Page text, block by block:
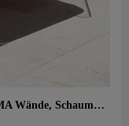
Design Sessel MW03 XL – Gegossene PMMA Wände, Schaumstoffsitz